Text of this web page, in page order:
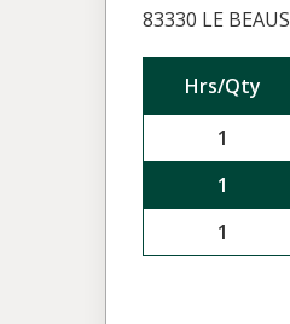
83330 LE
Hrs/Qty
1
1
1